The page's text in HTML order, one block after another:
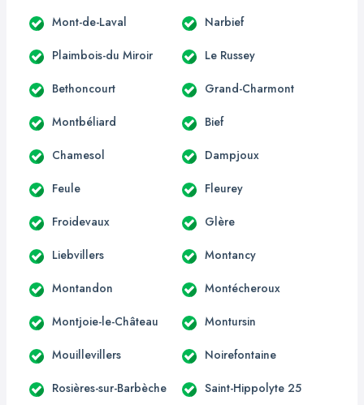
Mont-de-Laval Narbief
Plaimbois-du Miroir Le Russey
Bethoncourt Grand-Charmont
Montbéliard Bief
Chamesol Dampjoux
Feule Fleurey
Froidevaux Glère
Liebvillers Montancy
Montandon Montécheroux
Montjoie-le-Château Montursin
Mouillevillers Noirefontaine
Rosières-sur-Barbèche Saint-Hippolyte 25